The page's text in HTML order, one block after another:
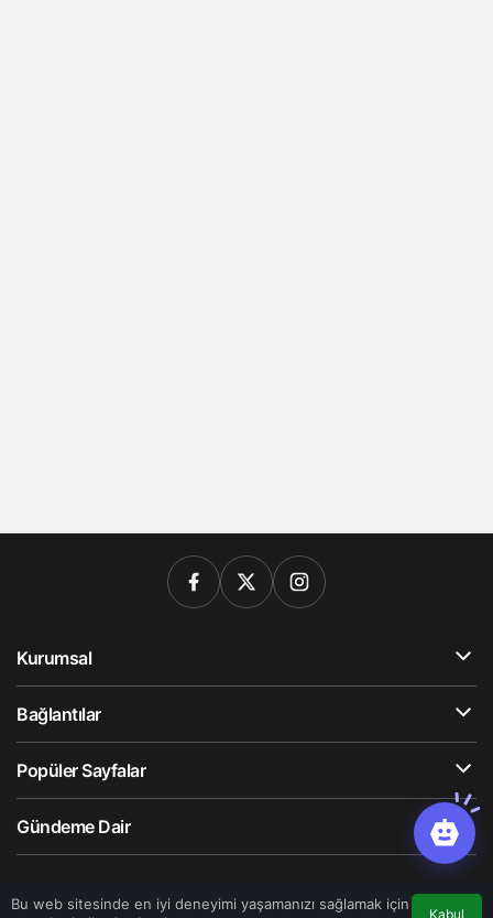
Bu web sitesinde en iyi deneyimi yaşamanızı sağlamak için
Kabul
Kurumsal
Bağlantılar
Popüler Sayfalar
Gündeme Dair
© Telif Hakkı 2026, Tüm Hakları Saklıdır